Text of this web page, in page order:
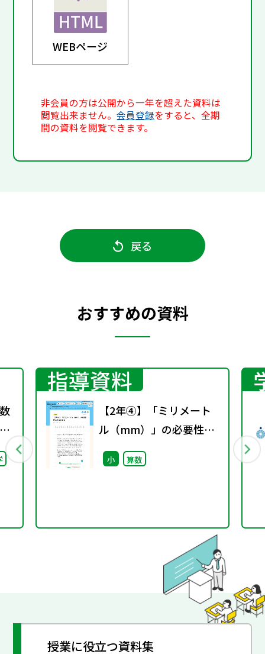
WEBページ
非会員の方は公開から一年を超えた資料は
閲覧出来ません。会員登録をすると、全期
間の資料を閲覧できます。
戻る
おすすめの資料
指導資料
【2年④】「ミリメート
ル（mm）」の必要性に
気づかせる
小 算数
授業に役立つ資料集